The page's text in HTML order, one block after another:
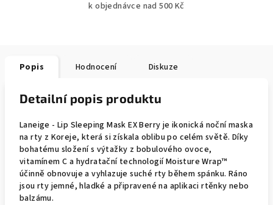
k objednávce nad 500 Kč
Popis Hodnocení Diskuze
Detailní popis produktu
Laneige - Lip Sleeping Mask EX Berry je ikonická noční maska
na rty z Koreje, která si získala oblibu po celém světě. Díky
bohatému složení s výtažky z bobulového ovoce,
vitamínem C a hydratační technologií Moisture Wrap™
účinně obnovuje a vyhlazuje suché rty během spánku. Ráno
jsou rty jemné, hladké a připravené na aplikaci rtěnky nebo
balzámu.